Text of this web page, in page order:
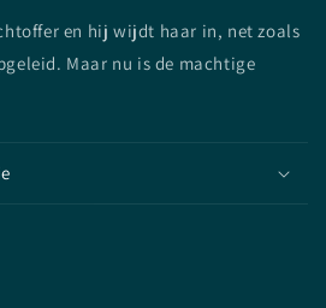
en hij wijdt haar in, net zoals
Maar nu is de machtige